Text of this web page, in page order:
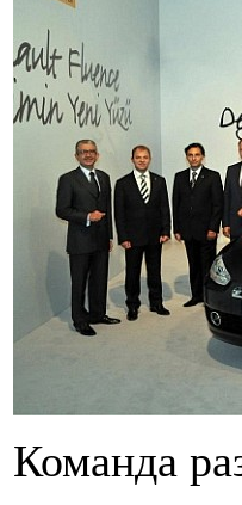
Команда